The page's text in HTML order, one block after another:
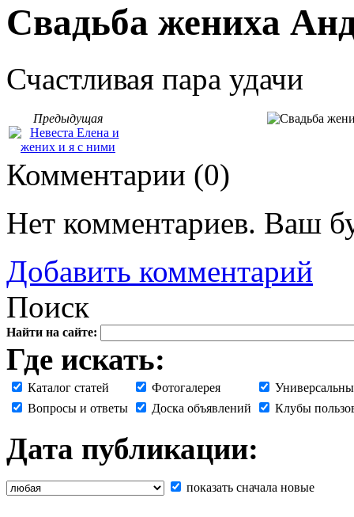
Свадьба жениха
Счастливая пара удачи
Предыдущая
Комментарии (0)
Нет комментариев. Ваш
Добавить комментарий
Поиск
Найти на сайте:
Где искать:
Каталог статей Фотогалерея
Вопросы и ответы
Доска объявлений Клубы
Дата публикации:
показать сначала новые